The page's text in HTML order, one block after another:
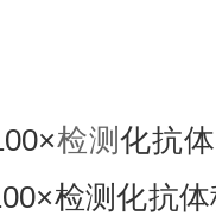
检测化抗
检测化抗